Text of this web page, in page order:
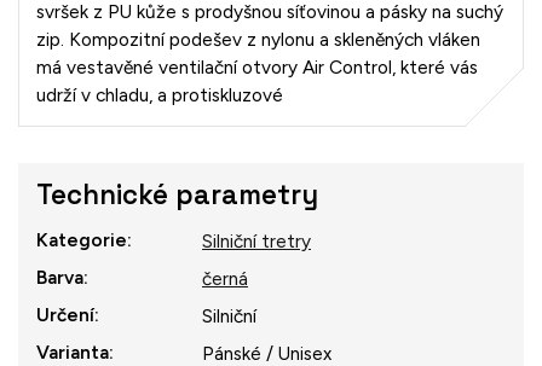
svršek z PU kůže s prodyšnou síťovinou a pásky na suchý
zip. Kompozitní podešev z nylonu a skleněných vláken
má vestavěné ventilační otvory Air Control, které vás
udrží v chladu, a protiskluzové
Technické parametry
Kategorie:
Silniční tretry
Barva:
černá
Určení:
Silniční
Varianta: Pánské / Unisex